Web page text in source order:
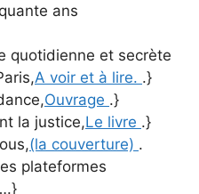
ans
quotidienne et secrète
A voir et à lire. .}
Ouvrage .}
la justice,Le livre .}
(la couverture) .
plateformes